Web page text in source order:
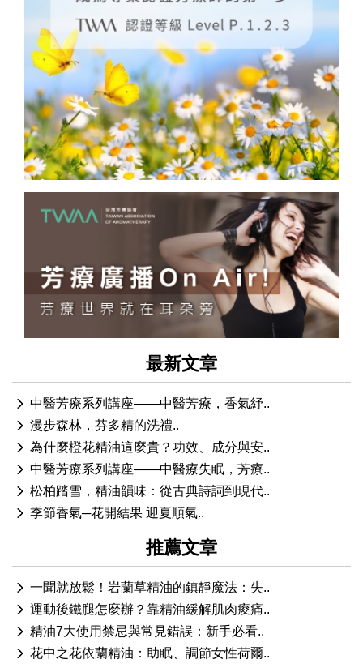
最新文章
中醫芳療系列講座——中醫芳療，香氣紓..
漫步森林，芬多精的洗禮..
為什麼橙花精油這麼貴？功效、成分與安..
中醫芳療系列講座——中醫療失眠，芳療..
松柏踏雪，精油韻味：從古典詩詞到現代..
季節香氣─花開結果 迎夏順氣..
推薦文章
一聞就放鬆！岩蘭草精油的鎮靜魔法：失..
運動後鐵腿怎麼辦？靠精油緩解肌肉痠痛..
精油7大使用禁忌與常見錯誤：新手必看..
花中之花依蘭精油：助眠、調節女性荷爾..